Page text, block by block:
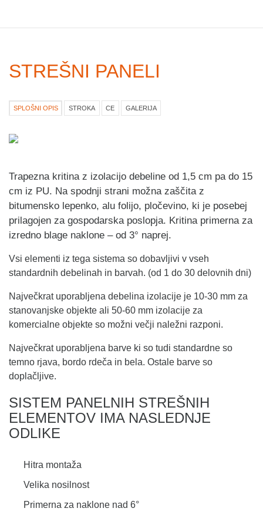
STREŠNI PANELI
SPLOŠNI OPIS STROKA CE GALERIJA
Previous
Trapezna kritina z izolacijo debeline od 1,5 cm pa do 15
cm iz PU. Na spodnji strani možna zaščita z
bitumensko lepenko, alu folijo, pločevino, ki je posebej
prilagojen za gospodarska poslopja. Kritina primerna za
izredno blage naklone – od 3° naprej.
Vsi elementi iz tega sistema so dobavljivi v vseh
standardnih debelinah in barvah. (od 1 do 30 delovnih dni)
Največkrat uporabljena debelina izolacije je 10-30 mm za
stanovanjske objekte ali 50-60 mm izolacije za
komercialne objekte so možni večji naležni razponi.
Največkrat uporabljena barve ki so tudi standardne so
temno rjava, bordo rdeča in bela. Ostale barve so
doplačljive.
SISTEM PANELNIH STREŠNIH
ELEMENTOV IMA NASLEDNJE
ODLIKE
Hitra montaža
Velika nosilnost
Primerna za naklone nad 6°